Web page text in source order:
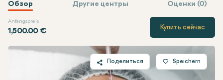
Обзор Другие центры Оценки (0)
Anfangspreis
1,500.00 €
Op.Dr. Arif Eroğlu
Купить сейчас
Поделиться Speichern